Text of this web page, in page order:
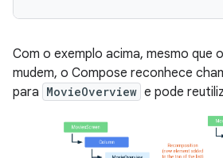
Com o exemplo acima, mesmo que
mudem, o Compose reconhece
para MovieOverview e pode